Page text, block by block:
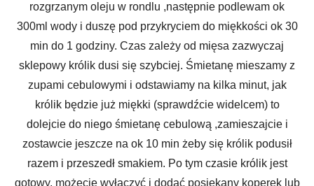
rozgrzanym oleju w rondlu ,następnie podlewam ok
300ml wody i duszę pod przykryciem do miękkości ok 30
min do 1 godziny. Czas zależy od mięsa zazwyczaj
sklepowy królik dusi się szybciej. Śmietanę mieszamy z
zupami cebulowymi i odstawiamy na kilka minut, jak
królik będzie już miękki (sprawdźcie widelcem) to
dolejcie do niego śmietanę cebulową ,zamieszajcie i
zostawcie jeszcze na ok 10 min żeby się królik podusił
razem i przeszedł smakiem. Po tym czasie królik jest
gotowy, możecie wyłączyć i dodać posiekany koperek lub